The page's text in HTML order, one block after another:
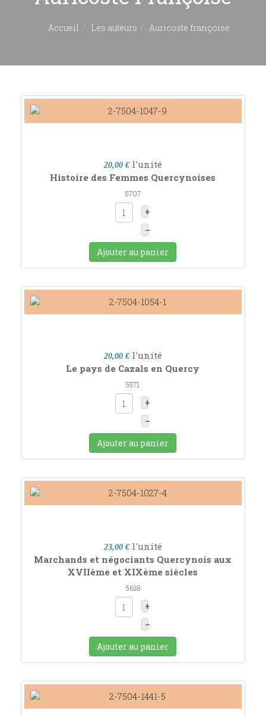
Accueil Les auteurs Auricoste françoise
20,00 € l'unité
Histoire des Femmes Quercynoises
5707
+
–
Ajouter au panier
20,00 € l'unité
Le pays de Cazals en Quercy
5571
+
–
Ajouter au panier
23,00 € l'unité
Marchands et négociants Quercynois aux
XVIIème et XIXème siècles
5618
+
–
Ajouter au panier